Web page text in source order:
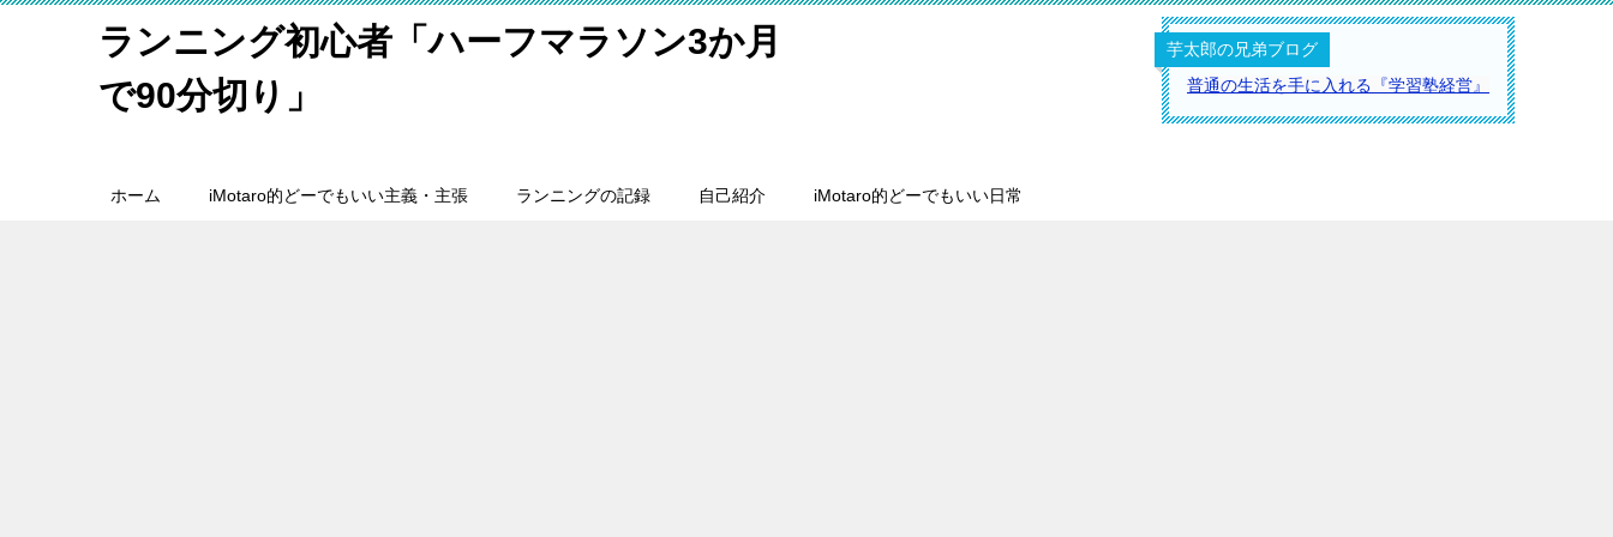
ランニング初心者「ハーフマラソン3か月
で90分切り」
芋太郎の兄弟ブログ
普通の生活を手に入れる『学習塾経営』
ホーム iMotaro的どーでもいい主義・主張 ランニングの記録 自己紹介 iMotaro的どーでもいい日常